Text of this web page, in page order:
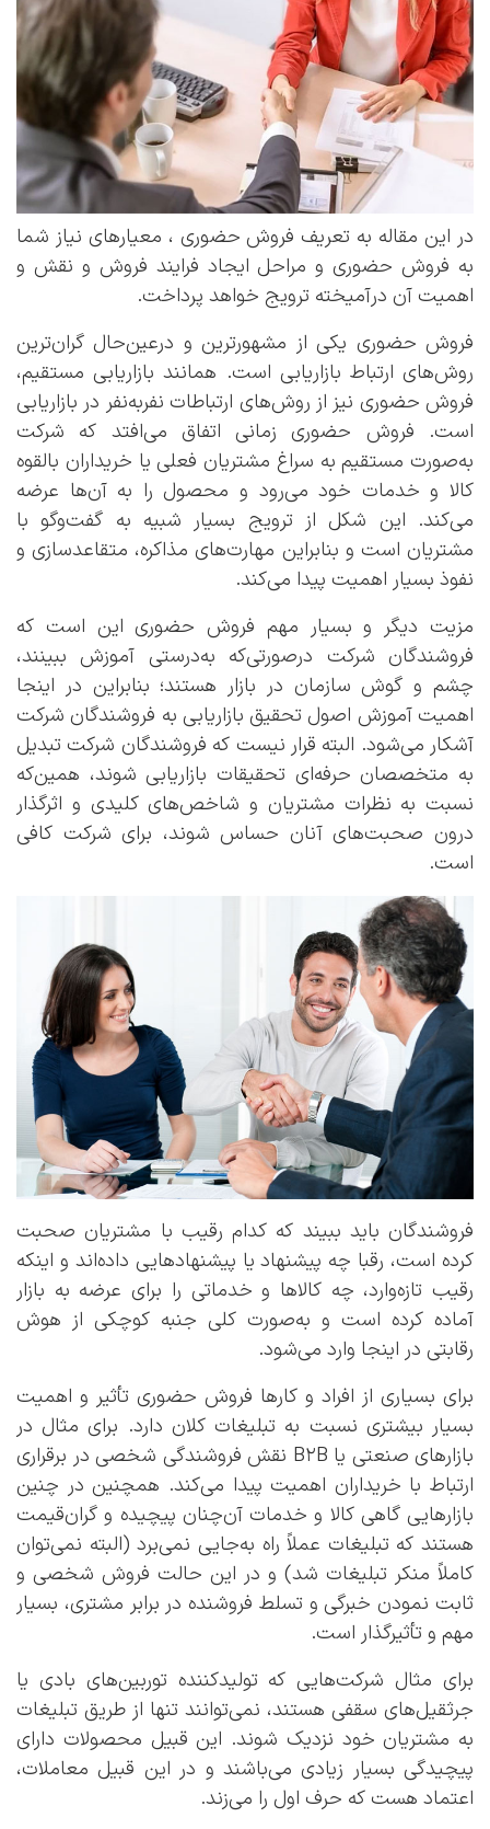
در این مقاله به تعریف فروش حضوری ، معیارهای نیاز شما
به فروش حضوری و مراحل ایجاد فرایند فروش و نقش و
اهمیت آن درآمیخته ترویج خواهد پرداخت.
فروش حضوری یکی از مشهورترین و درعین‌حال گران‌ترین
روش‌های ارتباط بازاریابی است. همانند بازاریابی مستقیم،
فروش حضوری نیز از روش‌های ارتباطات نفربه‌نفر در بازاریابی
است. فروش حضوری زمانی اتفاق می‌افتد که شرکت
به‌صورت مستقیم به سراغ مشتریان فعلی یا خریداران بالقوه
کالا و خدمات خود می‌رود و محصول را به آن‌ها عرضه
می‌کند. این شکل از ترویج بسیار شبیه به گفت‌وگو با
مشتریان است و بنابراین مهارت‌های مذاکره، متقاعدسازی و
نفوذ بسیار اهمیت پیدا می‌کند.
مزیت دیگر و بسیار مهم فروش حضوری این است که
فروشندگان شرکت درصورتی‌که به‌درستی آموزش ببینند،
چشم و گوش سازمان در بازار هستند؛ بنابراین در اینجا
اهمیت آموزش اصول تحقیق بازاریابی به فروشندگان شرکت
آشکار می‌شود. البته قرار نیست که فروشندگان شرکت تبدیل
به متخصصان حرفه‌ای تحقیقات بازاریابی شوند، همین‌که
نسبت به نظرات مشتریان و شاخص‌های کلیدی و اثرگذار
درون صحبت‌های آنان حساس شوند، برای شرکت کافی
است.
فروشندگان باید ببیند که کدام رقیب با مشتریان صحبت
کرده است، رقبا چه پیشنهاد یا پیشنهاد‌هایی داده‌اند و اینکه
رقیب تازه‌وارد، چه کالاها و خدماتی را برای عرضه به بازار
آماده کرده است و به‌صورت کلی جنبه کوچکی از هوش
رقابتی در اینجا وارد می‌شود.
برای بسیاری از افراد و کارها فروش حضوری تأثیر و اهمیت
بسیار بیشتری نسبت به تبلیغات کلان دارد. برای مثال در
بازارهای صنعتی یا B2B نقش فروشندگی شخصی در برقراری
ارتباط با خریداران اهمیت پیدا می‌کند. همچنین در چنین
بازارهایی گاهی کالا و خدمات آن‌چنان پیچیده و گران‌قیمت
هستند که تبلیغات عملاً راه به‌جایی نمی‌برد (البته نمی‌توان
کاملاً منکر تبلیغات شد) و در این حالت فروش شخصی و
ثابت نمودن خبرگی و تسلط فروشنده در برابر مشتری، بسیار
مهم و تأثیرگذار است.
برای مثال شرکت‌هایی که تولیدکننده توربین‌های بادی یا
جرثقیل‌های سقفی هستند، نمی‌توانند تنها از طریق تبلیغات
به مشتریان خود نزدیک شوند. این قبیل محصولات دارای
پیچیدگی بسیار زیادی می‌باشند و در این قبیل معاملات،
اعتماد هست که حرف اول را می‌زند.